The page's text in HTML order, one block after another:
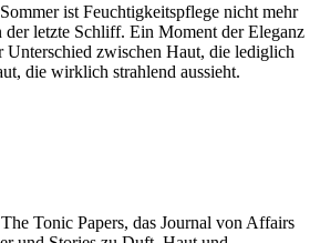
ist Feuchtigkeitspflege nicht mehr
der letzte Schliff. Ein Moment der Eleganz
Unterschied zwischen Haut, die lediglich
die wirklich strahlend aussieht.
Tonic Papers, das Journal von Affairs